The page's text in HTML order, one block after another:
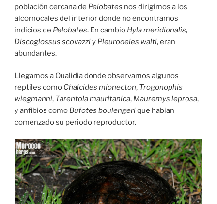
población cercana de Pelobates nos dirigimos a los
alcornocales del interior donde no encontramos
indicios de Pelobates. En cambio Hyla meridionalis,
Discoglossus scovazziy Pleurodeles waltl, eran
abundantes.
Llegamos a Oualidia donde observamos algunos
reptiles como Chalcides mionecton, Trogonophis
wiegmanni, Tarentola mauritanica, Mauremys leprosa,
y anfibios como Bufotes boulengerique habian
comenzado su periodo reproductor.